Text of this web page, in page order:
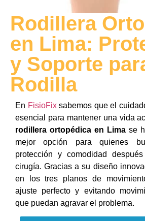
Rodillera
en Lima:
y Soporte
Rodilla
En FisioFixsabemos que el
esencial para mantener una vida
rodillera ortopédica en Lima se
mejor opción para quienes
protección y comodidad
cirugía. Gracias a su diseño
en los tres planos de
ajuste perfecto y evitando
que puedan agravar el problema.